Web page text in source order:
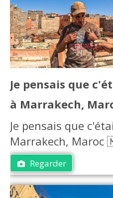
Je pensais que
à Marrakech,
Je pensais que
Marrakech,
Regarder